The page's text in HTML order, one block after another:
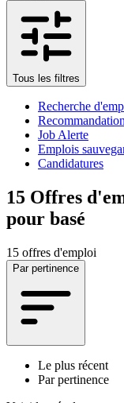
Tous les filtres
Recherche
Job Alerte
Emplois
Candidatures
15 Offres
pour basé
15 offres d'emploi
Par pertinence
Le plus récent
Par pertinence